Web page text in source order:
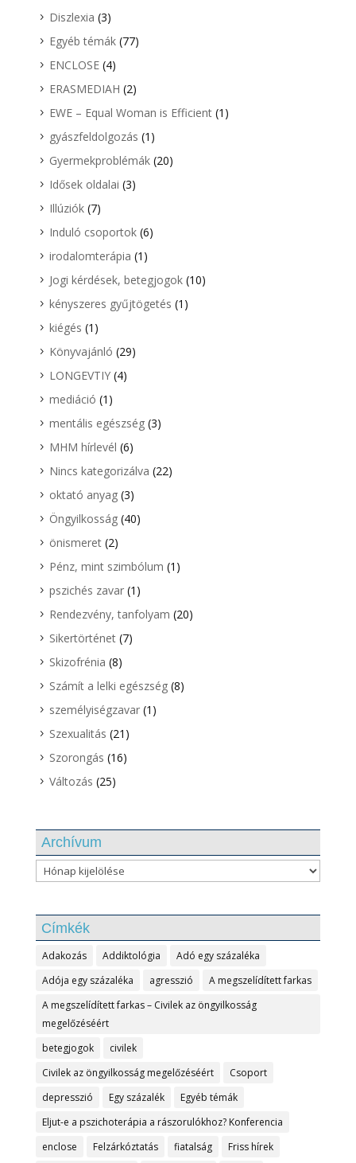
Diszlexia (3)
Egyéb témák(77)
ENCLOSE(4)
ERASMEDIAH (2)
EWE – Equal Woman is Efficient(1)
gyászfeldolgozás (1)
Gyermekproblémák(20)
Idősek oldalai (3)
Illúziók(7)
Induló csoportok(6)
irodalomterápia (1)
Jogi kérdések, betegjogok(10)
kényszeres gyűjtögetés (1)
kiégés (1)
Könyvajánló (29)
LONGEVTIY(4)
mediáció (1)
mentális egészség(3)
MHM hírlevél (6)
Nincs kategorizálva (22)
oktató anyag(3)
Öngyilkosság(40)
önismeret(2)
Pénz, mint szimbólum (1)
pszichés zavar(1)
Rendezvény, tanfolyam (20)
Sikertörténet(7)
Skizofrénia (8)
Számít a lelki egészség(8)
személyiségzavar(1)
Szexualitás (21)
Szorongás (16)
Változás (25)
Archívum
Archívum
Címkék
Adakozás Addiktológia
Adó egy százaléka
Adója egy százaléka
agresszió
A megszelídített farkas
A megszelídített farkas – Civilek az öngyilkosság
megelőzéséért
betegjogok
civilek
Civilek az öngyilkosság megelőzéséért
Csoport
depresszió
Egy százalék
Egyéb témák
Eljut-e a pszichoterápia a rászorulókhoz? Konferencia
enclose
Felzárkóztatás fiatalság
Friss hírek